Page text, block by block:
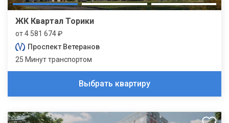
ЖК Квартал Торики
от 4 581 674 ₽
Проспект Ветеранов
25 Минут транспортом
Выбрать квартиру